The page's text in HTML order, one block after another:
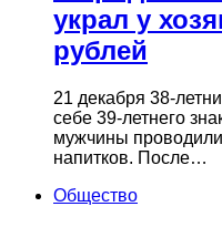
украл у
рублей
21 декабря
себе 39‑летнего
мужчины
напитков. После…
Общество